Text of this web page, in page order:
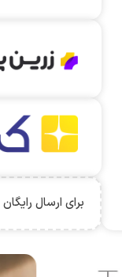
برای ارسال رایگان